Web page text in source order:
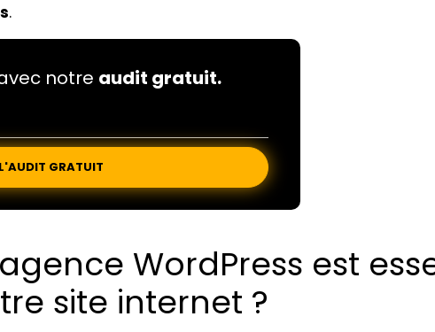
.
notre audit gratuit.
GRATUIT
WordPress est
site internet ?